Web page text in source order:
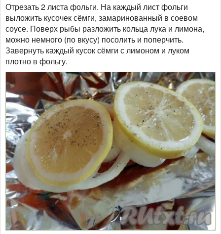
Отрезать 2 листа фольги. На каждый лист фольги
выложить кусочек сёмги, замаринованный в соевом
соусе. Поверх рыбы разложить кольца лука и лимона,
можно немного (по вкусу) посолить и поперчить.
Завернуть каждый кусок сёмги с лимоном и луком
плотно в фольгу.